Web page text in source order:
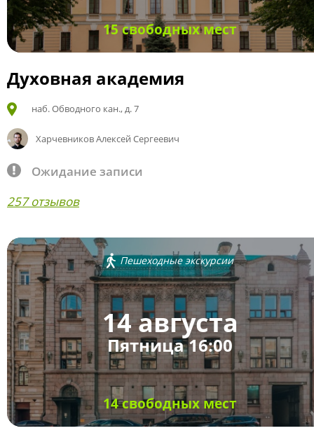
15 свободных мест
Духовная академия
наб. Обводного кан., д. 7
Харчевников Алексей Сергеевич
Ожидание записи
257 отзывов
Пешеходные экскурсии
14 августа
Пятница 16:00
14 свободных мест